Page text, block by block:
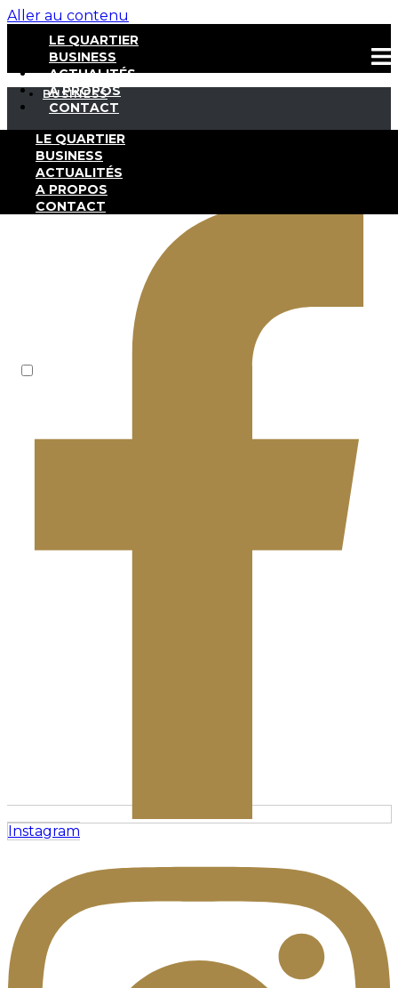
Aller au contenu
LE QUARTIER
BUSINESS
ACTUALITÉS
A PROPOS
CONTACT
LE QUARTIER
BUSINESS
ACTUALITÉS
A PROPOS
CONTACT
BUSINESS
Antin Infrastructure Partners
Facebook-f
Instagram